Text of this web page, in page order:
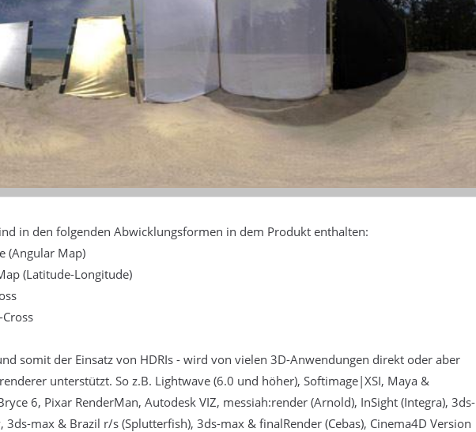
in den folgenden Abwicklungsformen in dem Produkt enthalten:
(Angular Map)
(Latitude-Longitude)
somit der Einsatz von HDRIs - wird von vielen 3D-Anwendungen direkt oder aber
unterstützt. So z.B. Lightwave (6.0 und höher), Softimage|XSI, Maya &
6, Pixar RenderMan, Autodesk VIZ, messiah:render (Arnold), InSight (Integra), 3ds-
3ds-max & Brazil r/s (Splutterfish), 3ds-max & finalRender (Cebas), Cinema4D Version